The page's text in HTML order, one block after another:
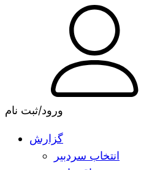
ورود/ثبت نام
گزارش
انتخاب سردبیر